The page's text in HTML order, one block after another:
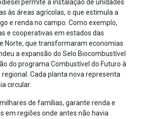
permite a instalação de unidades
às áreas agrícolas, o que estimula a
e renda no campo. Como exemplo,
e cooperativas em estados das
Norte, que transformaram economias
a expansão do Selo Biocombustível
do programa Combustível do Futuro à
Cada planta nova representa
circular.
de famílias, garante renda e
em regiões onde antes não havia